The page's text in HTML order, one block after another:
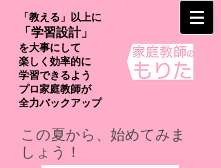
「教える」以上に
「学習設計」
を大事にして
楽しく効率的に
学習できるよう
プロ家庭教師が
​全力バックアップ
この夏から、始めてみま
しょう！